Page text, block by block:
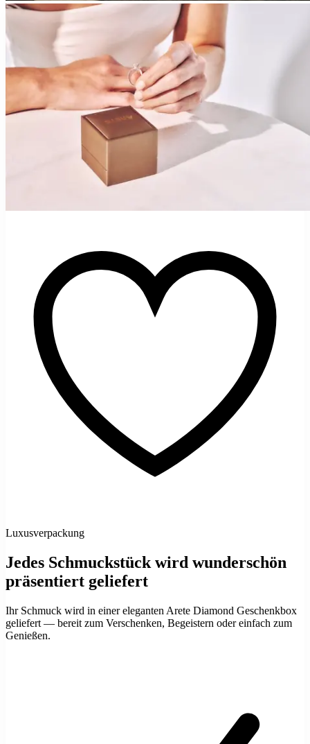
Luxusverpackung
Jedes Schmuckstück wird wunderschön
präsentiert geliefert
Ihr Schmuck wird in einer eleganten Arete Diamond Geschenkbox
geliefert — bereit zum Verschenken, Begeistern oder einfach zum
Genießen.